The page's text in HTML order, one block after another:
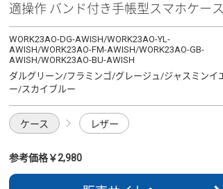
適操作 バンド付き手帳型スマホケース
WORK23AO-DG-AWISH/WORK23AO-YL-
AWISH/WORK23AO-FM-AWISH/WORK23AO-GB-
AWISH/WORK23AO-BU-AWISH
ダルグリーン/フラミンゴ/グレージュ/ジャスミンイ
ー/スカイブルー
ケース レザー
参考価格￥2,980